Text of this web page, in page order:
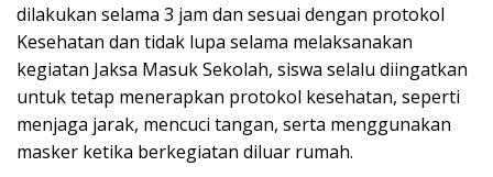
dilakukan selama 3 jam dan sesuai dengan protokol
Kesehatan dan tidak lupa selama melaksanakan
kegiatan Jaksa Masuk Sekolah, siswa selalu diingatkan
untuk tetap menerapkan protokol kesehatan, seperti
menjaga jarak, mencuci tangan, serta menggunakan
masker ketika berkegiatan diluar rumah.